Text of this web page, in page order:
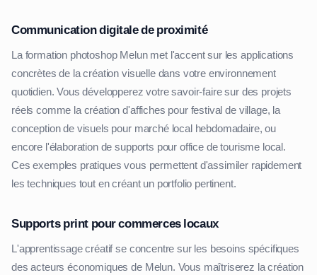
Communication digitale de proximité
La formation photoshop Melun met l'accent sur les applications
concrètes de la création visuelle dans votre environnement
quotidien. Vous développerez votre savoir-faire sur des projets
réels comme la création d'affiches pour festival de village, la
conception de visuels pour marché local hebdomadaire, ou
encore l'élaboration de supports pour office de tourisme local.
Ces exemples pratiques vous permettent d'assimiler rapidement
les techniques tout en créant un portfolio pertinent.
Supports print pour commerces locaux
L'apprentissage créatif se concentre sur les besoins spécifiques
des acteurs économiques de Melun. Vous maîtriserez la création